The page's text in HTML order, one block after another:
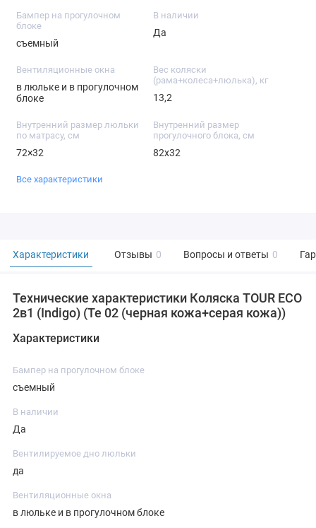
Бампер на прогулочном
блоке
съемный
В наличии
Да
Вентиляционные окна
в люльке и в прогулочном
блоке
Вес коляски
(рама+колеса+люлька), кг
13,2
Внутренний размер люльки
по матрасу, см
72×32
Внутренний размер
прогулочного блока, см
82х32
Все характеристики
Характеристики Отзывы 0 Вопросы и ответы 0
Технические характеристики Коляска TOUR ECO
2в1 (Indigo) (Te 02 (черная кожа+серая кожа))
Характеристики
Бампер на прогулочном блоке
съемный
В наличии
Да
Вентилируемое дно люльки
да
Вентиляционные окна
в люльке и в прогулочном блоке